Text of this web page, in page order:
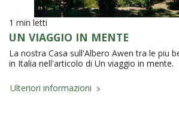
1 min letti
UN VIAGGIO IN MENTE
La nostra Casa sull'Albero Awen tra le piu
in Italia nell'articolo di Un viaggio in mente.
Ulteriori informazioni